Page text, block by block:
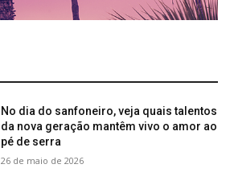
No dia do sanfoneiro, veja quais talentos
da nova geração mantêm vivo o amor ao
pé de serra
26 de maio de 2026